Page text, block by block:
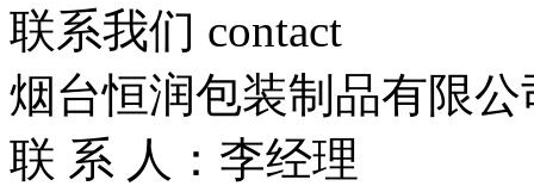
联系我们 contact
烟台恒润包装制品有限公
联 系 人：李经理